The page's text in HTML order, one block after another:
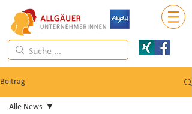
Beitrag
Alle News